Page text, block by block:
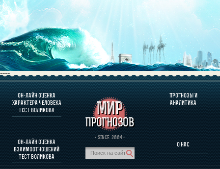
----
ОН-ЛАЙН ОЦЕНКА
ХАРАКТЕРА ЧЕЛОВЕКА
ТЕСТ ВОЛИКОВА
ОН-ЛАЙН ОЦЕНКА
ВЗАИМООТНОШЕНИЙ
ТЕСТ ВОЛИКОВА
· SINCE. 2004 ·
ПРОГНОЗЫ И
АНАЛИТИКА
О НАС
О ПРОГРАММЕ
ОЦЕНКА ХАРАКТЕРA ЧЕЛОВЕКА
ОЦЕНКА ХАРАКТЕРА ВЫДАЮЩИХСЯ ЛИЧНОСТЕЙ
О ПРОГРАММЕ
ПРОГНОЗЫ И АНАЛИТИКА